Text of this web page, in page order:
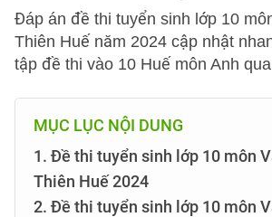
Đáp án đề thi tuyển sinh lớp 10
Thiên Huế năm 2024 cập nhật
tập đề thi vào 10 Huế môn Anh
MỤC LỤC NỘI DUNG
1. Đề thi tuyển sinh lớp 10 môn
Thiên Huế 2024
2. Đề thi tuyển sinh lớp 10 môn